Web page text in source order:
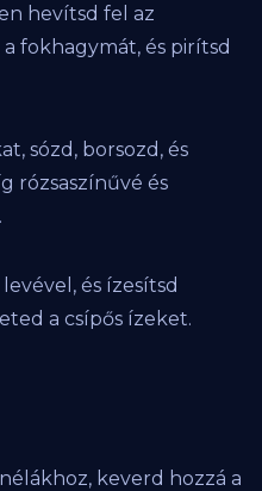
hevítsd fel az
fokhagymát, és pirítsd
sózd, borsozd, és
rózsaszínűvé és
és ízesítsd
a csípős ízeket.
keverd hozzá a